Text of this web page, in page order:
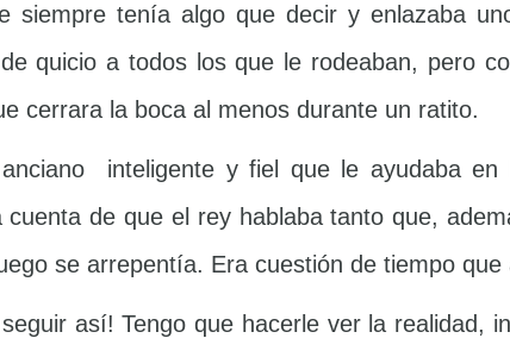
siempre tenía algo que decir y enlazaba
quicio a todos los que le rodeaban, pero
cerrara la boca al menos durante un ratito.
inteligente y fiel que le ayudaba
cuenta de que el rey hablaba tanto que,
se arrepentía. Era cuestión de tiempo
seguir así! Tengo que hacerle ver la